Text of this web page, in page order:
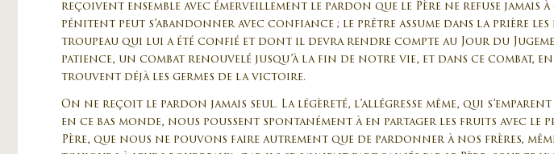
reçoivent ensemble avec émerveillement le pardon que le Père ne refuse jamais
pénitent peut s’abandonner avec confiance ; le prêtre assume dans la prière les
troupeau qui lui a été confié et dont il devra rendre compte au Jour du
patience, un combat renouvelé jusqu’à la fin de notre vie, et dans ce combat,
trouvent déjà les germes de la victoire.
On ne reçoit le pardon jamais seul. La légèreté, l’allégresse même, qui
en ce bas monde, nous poussent spontanément à en partager les fruits avec le
Père, que nous ne pouvons faire autrement que de pardonner à nos frères,